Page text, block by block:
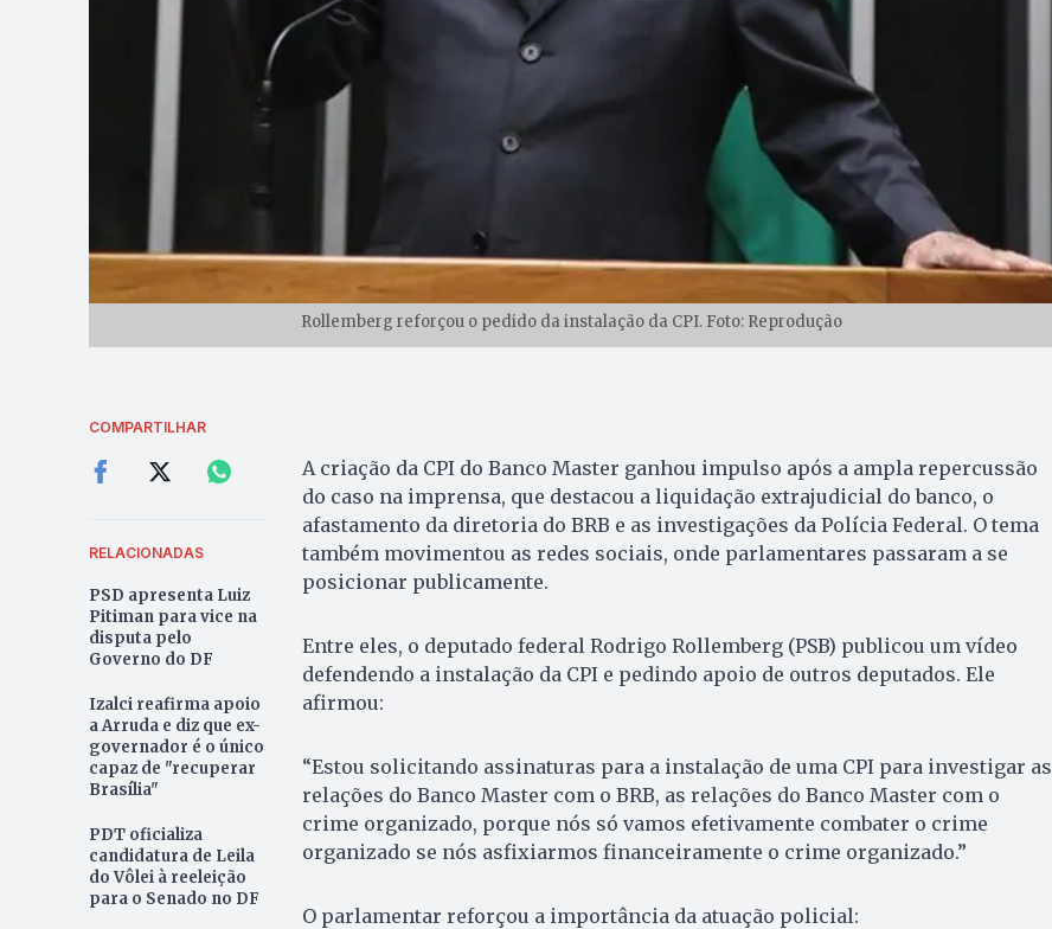
Rollemberg reforçou o pedido da instalação da CPI. Foto: Reprodução
COMPARTILHAR
RELACIONADAS
PSD apresenta Luiz
Pitiman para vice na
disputa pelo
Governo do DF
Izalci reafirma apoio
a Arruda e diz que ex-
governador é o único
capaz de "recuperar
Brasília"
PDT oficializa
candidatura de Leila
do Vôlei à reeleição
para o Senado no DF
A criação da CPI do Banco Master ganhou impulso após a ampla repercussão
do caso na imprensa, que destacou a liquidação extrajudicial do banco, o
afastamento da diretoria do BRB e as investigações da Polícia Federal. O tema
também movimentou as redes sociais, onde parlamentares passaram a se
posicionar publicamente.
Entre eles, o deputado federal Rodrigo Rollemberg (PSB) publicou um vídeo
defendendo a instalação da CPI e pedindo apoio de outros deputados. Ele
afirmou:
“Estou solicitando assinaturas para a instalação de uma CPI para investigar as
relações do Banco Master com o BRB, as relações do Banco Master com o
crime organizado, porque nós só vamos efetivamente combater o crime
organizado se nós asfixiarmos financeiramente o crime organizado.”
O parlamentar reforçou a importância da atuação policial: